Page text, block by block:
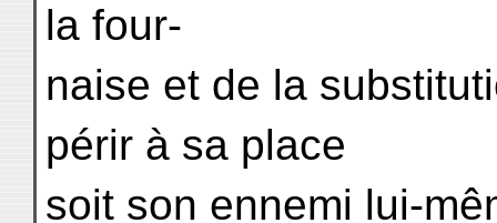
la four-
naise et de la
périr à sa place
soit son ennemi lui-